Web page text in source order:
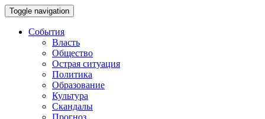
Toggle navigation
События
Власть
Общество
Острая ситуация
Политика
Образование
Культура
Скандалы
Прогноз